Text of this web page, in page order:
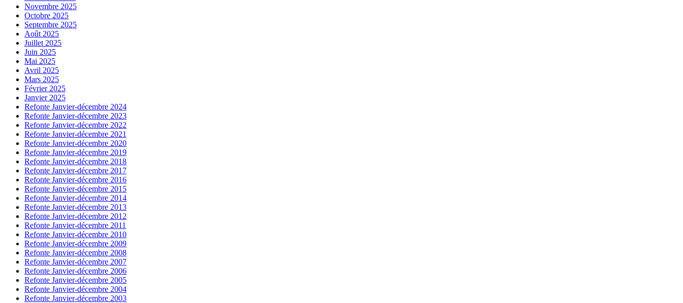
Novembre 2025
Octobre 2025
Septembre 2025
Août 2025
Juillet 2025
Juin 2025
Mai 2025
Avril 2025
Mars 2025
Février 2025
Janvier 2025
Refonte Janvier-décembre 2024
Refonte Janvier-décembre 2023
Refonte Janvier-décembre 2022
Refonte Janvier-décembre 2021
Refonte Janvier-décembre 2020
Refonte Janvier-décembre 2019
Refonte Janvier-décembre 2018
Refonte Janvier-décembre 2017
Refonte Janvier-décembre 2016
Refonte Janvier-décembre 2015
Refonte Janvier-décembre 2014
Refonte Janvier-décembre 2013
Refonte Janvier-décembre 2012
Refonte Janvier-décembre 2011
Refonte Janvier-décembre 2010
Refonte Janvier-décembre 2009
Refonte Janvier-décembre 2008
Refonte Janvier-décembre 2007
Refonte Janvier-décembre 2006
Refonte Janvier-décembre 2005
Refonte Janvier-décembre 2004
Refonte Janvier-décembre 2003